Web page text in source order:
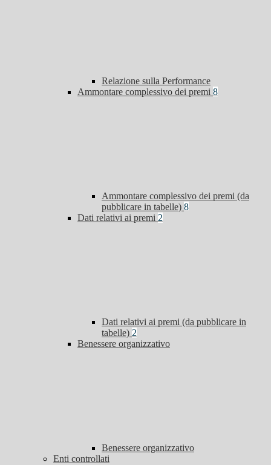
Relazione sulla Performance
Ammontare complessivo dei premi 8
Ammontare complessivo dei premi (da
pubblicare in tabelle) 8
Dati relativi ai premi 2
Dati relativi ai premi (da pubblicare in
tabelle) 2
Benessere organizzativo
Benessere organizzativo
Enti controllati